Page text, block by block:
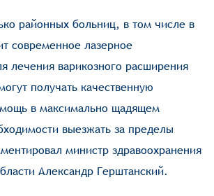
районных больниц, в том числе в
современное лазерное
лечения варикозного расширения
получать качественную
в максимально щадящем
выезжать за пределы
министр здравоохранения
Александр Герштанский.